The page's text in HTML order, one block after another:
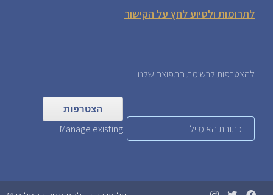
לתרומות ולסיוע לחץ על הקישור
להצטרפות לרשימת התפוצה שלנו
Manage existing